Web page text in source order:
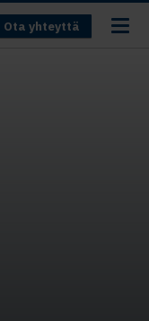
Ota yhteyttä